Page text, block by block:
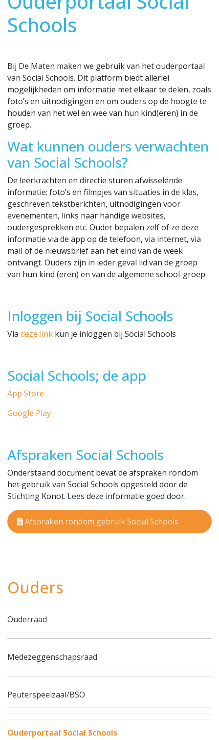
Schools
Bij De Maten maken we gebruik van het ouderportaal
van Social Schools. Dit platform biedt allerlei
mogelijkheden om informatie met elkaar te delen, zoals
foto’s en uitnodigingen en om ouders op de hoogte te
houden van het wel en wee van hun kind(eren) in de
groep.
Wat kunnen ouders verwachten
van Social Schools?
De leerkrachten en directie sturen afwisselende
informatie: foto’s en filmpjes van situaties in de klas,
geschreven tekstberichten, uitnodigingen voor
evenementen, links naar handige websites,
oudergesprekken etc. Ouder bepalen zelf of ze deze
informatie via de app op de telefoon, via internet, via
mail of de nieuwsbrief aan het eind van de week
ontvangt. Ouders zijn in ieder geval lid van de groep
van hun kind (eren) en van de algemene school-groep.
Inloggen bij Social Schools
Via deze link kun je inloggen bij Social Schools
Social Schools; de app
App Store
Google Play
Afspraken Social Schools
Onderstaand document bevat de afspraken rondom
het gebruik van Social Schools opgesteld door de
Stichting Konot. Lees deze informatie goed door.
Afspraken rondom gebruik Social Schools
Ouders
Ouderraad
Medezeggenschapsraad
Peuterspeelzaal/BSO
Ouderportaal Social Schools